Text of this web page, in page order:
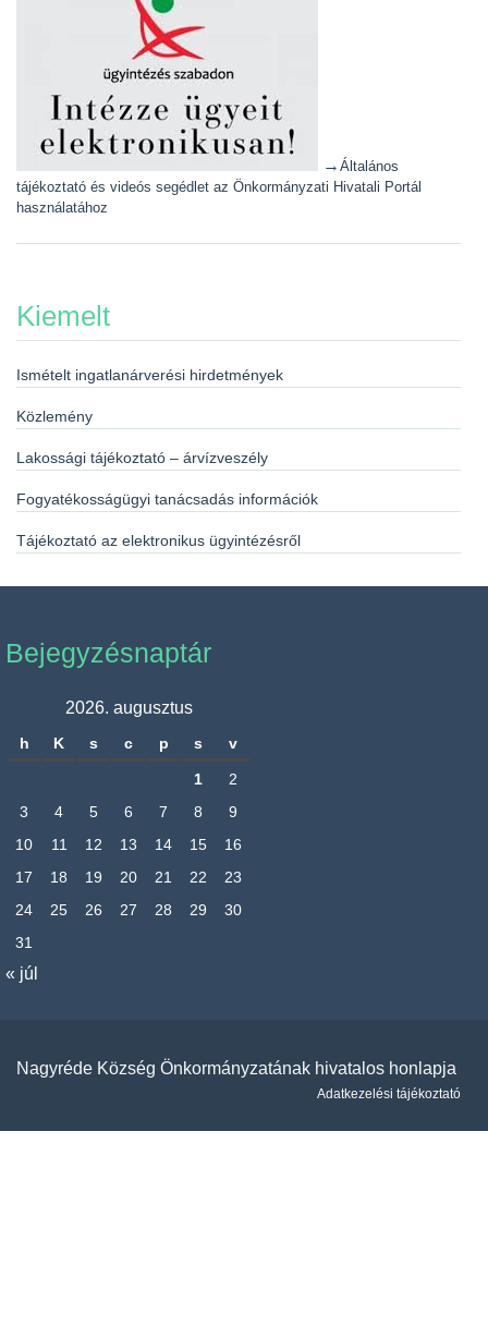
→ Általános
tájékoztató és videós segédlet az Önkormányzati Hivatali Portál
használatához
Kiemelt
Ismételt ingatlanárverési hirdetmények
Közlemény
Lakossági tájékoztató – árvízveszély
Fogyatékosságügyi tanácsadás információk
Tájékoztató az elektronikus ügyintézésről
Bejegyzésnaptár
2026. augusztus
h K s c p s v
1
2
3
4 5 6 7 8
9
10
11 12 13 14 15
16
17
18 19 20 21 22
23
24
25 26 27 28 29
30
31
« júl
Nagyréde Község Önkormányzatának hivatalos honlapja
Adatkezelési tájékoztató